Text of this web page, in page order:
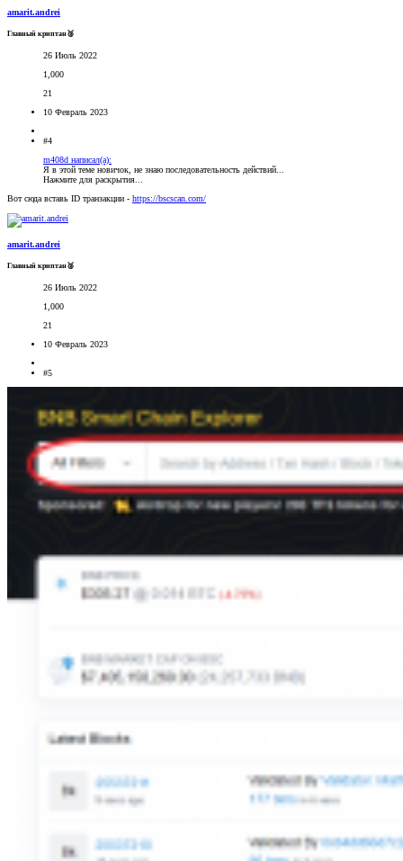
amarit.andrei
Главный криптан🥈
26 Июль 2022
1,000
21
10 Февраль 2023
#4
m408d написал(а):
Я в этой теме новичок, не знаю последовательность действий...
Нажмите для раскрытия...
Вот сюда вставь ID транзакции - https://bscscan.com/
amarit.andrei
Главный криптан🥈
26 Июль 2022
1,000
21
10 Февраль 2023
#5